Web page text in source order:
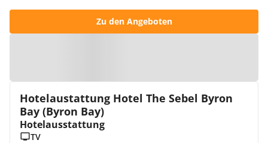
Zu den Angeboten
Hotelaustattung Hotel The Sebel Byron
Bay (Byron Bay)
Hotelausstattung
TV